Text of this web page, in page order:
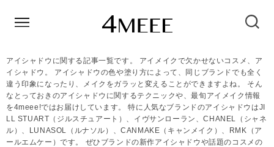
アイシャドウに関する記事一覧です。 アイメイクで欠かせないコスメ、ア
イシャドウ。 アイシャドウの色や塗り方によって、同じブランドでも全く
違う印象になったり、メイクをガラッと変えることができますよね。 そん
なとっておきのアイシャドウに関するテクニックや、最旬アイメイク情報
を4meee!ではお届けしています。 特に人気なブランドのアイシャドウはJI
LL STUART（ジルスチュアート）、イヴサンローラン、CHANEL（シャネ
ル）、LUNASOL（ルナソル）、CANMAKE（キャンメイク）、RMK（ア
ールエムケー）です。 ぜひブランドの新作アイシャドウや話題のコスメの